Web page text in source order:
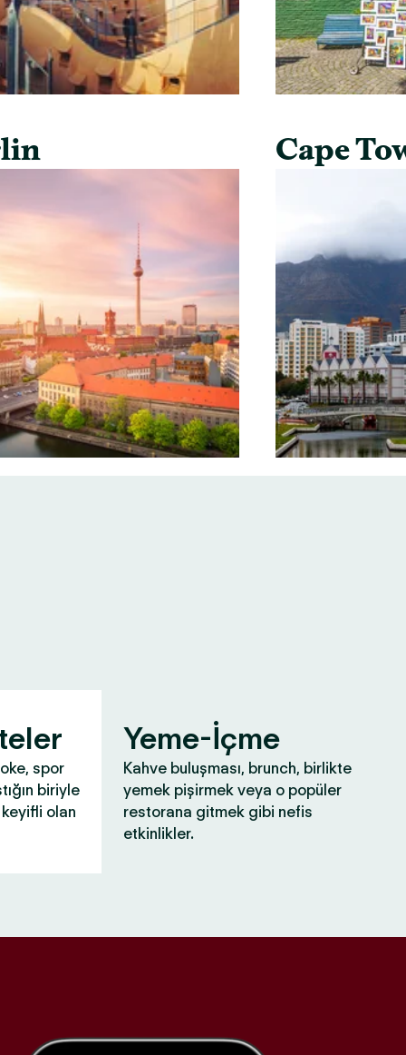
Cape
spor
biriyle
keyifli olan
Yeme-İçme
Kahve buluşması, brunch, birlikte
yemek pişirmek veya o popüler
restorana gitmek gibi nefis
etkinlikler.